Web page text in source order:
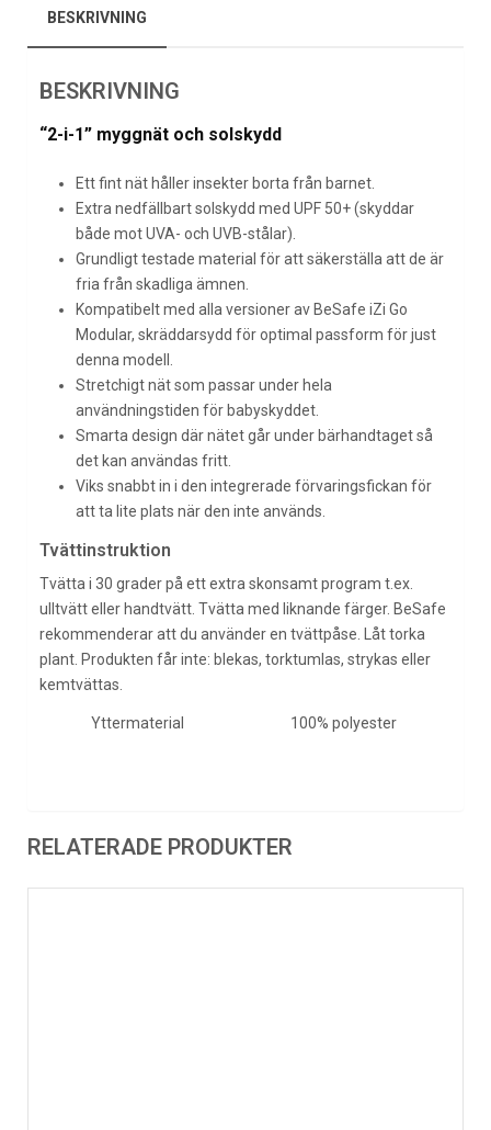
BESKRIVNING
BESKRIVNING
“2-i-1” myggnät och solskydd
Ett fint nät håller insekter borta från barnet.
Extra nedfällbart solskydd med UPF 50+ (skyddar
både mot UVA- och UVB-stålar).
Grundligt testade material för att säkerställa att de är
fria från skadliga ämnen.
Kompatibelt med alla versioner av BeSafe iZi Go
Modular, skräddarsydd för optimal passform för just
denna modell.
Stretchigt nät som passar under hela
användningstiden för babyskyddet.
Smarta design där nätet går under bärhandtaget så
det kan användas fritt.
Viks snabbt in i den integrerade förvaringsfickan för
att ta lite plats när den inte används.
Tvättinstruktion
Tvätta i 30 grader på ett extra skonsamt program t.ex.
ulltvätt eller handtvätt. Tvätta med liknande färger. BeSafe
rekommenderar att du använder en tvättpåse. Låt torka
plant. Produkten får inte: blekas, torktumlas, strykas eller
kemtvättas.
Yttermaterial 100% polyester
RELATERADE PRODUKTER